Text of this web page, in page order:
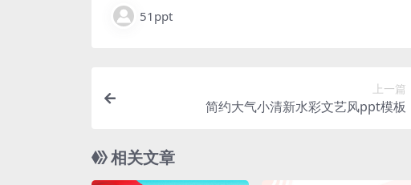
51ppt
上一篇
简约大气小清新水彩文艺风ppt模板
相关文章